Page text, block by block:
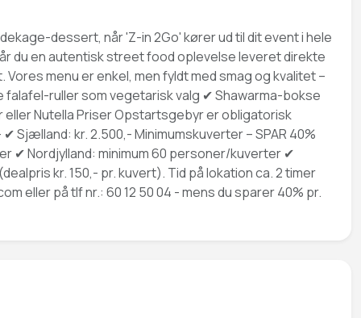
dessert, når 'Z-in 2Go' kører ud til dit event i hele
du en autentisk street food oplevelse leveret direkte
menu er enkel, men fyldt med smag og kvalitet –
falafel-ruller som vegetarisk valg ✔ Shawarma-bokse
Nutella Priser Opstartsgebyr er obligatorisk
Sjælland: kr. 2.500,- Minimumskuverter – SPAR 40%
✔ Nordjylland: minimum 60 personer/kuverter ✔
kr. 150,- pr. kuvert). Tid på lokation ca. 2 timer
eller på tlf nr.: 60 12 50 04 - mens du sparer 40% pr.